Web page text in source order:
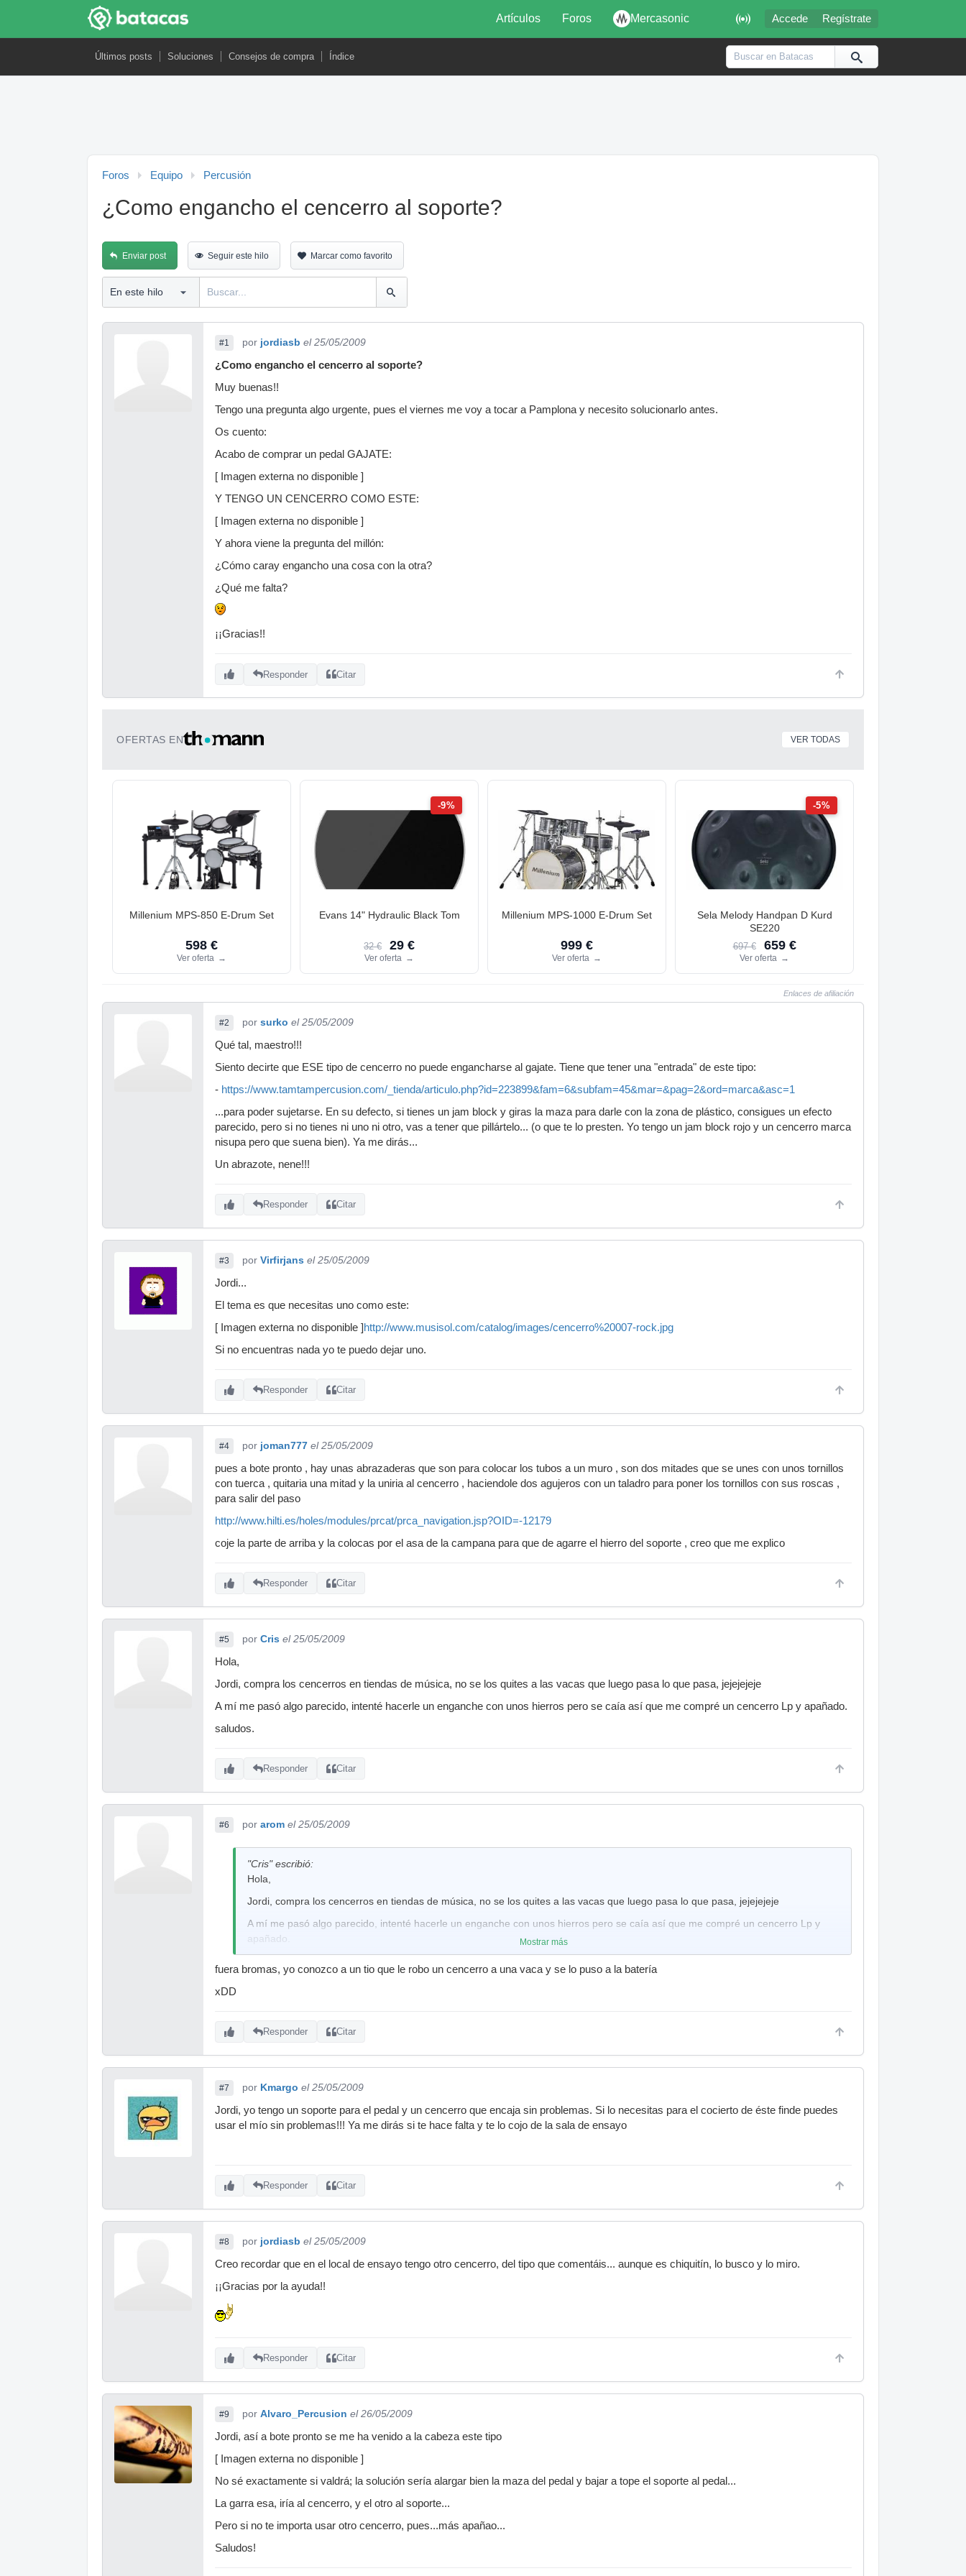
 Accede Regístrate
Artículos Foros Mercasonic
Últimos posts Soluciones Consejos de compra Índice
Foros Equipo Percusión
¿Como engancho el cencerro al soporte?
Enviar post Seguir este hilo Marcar como favorito
#1 por jordiasb el 25/05/2009
¿Como engancho el cencerro al soporte?
Muy buenas!!
Tengo una pregunta algo urgente, pues el viernes me voy a tocar a Pamplona y necesito solucionarlo antes.
Os cuento:
Acabo de comprar un pedal GAJATE:
[ Imagen externa no disponible ]
Y TENGO UN CENCERRO COMO ESTE:
[ Imagen externa no disponible ]
Y ahora viene la pregunta del millón:
¿Cómo caray engancho una cosa con la otra?
¿Qué me falta?
¡¡Gracias!!
Responder Citar
OFERTAS EN VER TODAS
Millenium MPS-850 E-Drum Set
598 €
Ver oferta →
-9%
Evans 14" Hydraulic Black Tom
32 € 29 €
Ver oferta →
Millenium MPS-1000 E-Drum Set
999 €
Ver oferta →
-5%
Sela Melody Handpan D Kurd
SE220
697 € 659 €
Ver oferta →
Enlaces de afiliación
#2 por surko el 25/05/2009
Qué tal, maestro!!!
Siento decirte que ESE tipo de cencerro no puede engancharse al gajate. Tiene que tener una "entrada" de este tipo:
- https://www.tamtampercusion.com/_tienda/articulo.php?id=223899&fam=6&subfam=45&mar=&pag=2&ord=marca&asc=1
...para poder sujetarse. En su defecto, si tienes un jam block y giras la maza para darle con la zona de plástico, consigues un efecto
parecido, pero si no tienes ni uno ni otro, vas a tener que pillártelo... (o que te lo presten. Yo tengo un jam block rojo y un cencerro marca
nisupa pero que suena bien). Ya me dirás...
Un abrazote, nene!!!
Responder Citar
#3 por Virfirjans el 25/05/2009
Jordi...
El tema es que necesitas uno como este:
[ Imagen externa no disponible ] http://www.musisol.com/catalog/images/cencerro%20007-rock.jpg
Si no encuentras nada yo te puedo dejar uno.
Responder Citar
#4 por joman777 el 25/05/2009
pues a bote pronto , hay unas abrazaderas que son para colocar los tubos a un muro , son dos mitades que se unes con unos tornillos
con tuerca , quitaria una mitad y la uniria al cencerro , haciendole dos agujeros con un taladro para poner los tornillos con sus roscas ,
para salir del paso
http://www.hilti.es/holes/modules/prcat/prca_navigation.jsp?OID=-12179
coje la parte de arriba y la colocas por el asa de la campana para que de agarre el hierro del soporte , creo que me explico
Responder Citar
#5 por Cris el 25/05/2009
Hola,
Jordi, compra los cencerros en tiendas de música, no se los quites a las vacas que luego pasa lo que pasa, jejejejeje
A mí me pasó algo parecido, intenté hacerle un enganche con unos hierros pero se caía así que me compré un cencerro Lp y apañado.
saludos.
Responder Citar
#6 por arom el 25/05/2009
"Cris" escribió:
Hola,
Jordi, compra los cencerros en tiendas de música, no se los quites a las vacas que luego pasa lo que pasa, jejejejeje
A mí me pasó algo parecido, intenté hacerle un enganche con unos hierros pero se caía así que me compré un cencerro Lp y
apañado.
Mostrar más
fuera bromas, yo conozco a un tio que le robo un cencerro a una vaca y se lo puso a la batería
xDD
Responder Citar
#7 por Kmargo el 25/05/2009
Jordi, yo tengo un soporte para el pedal y un cencerro que encaja sin problemas. Si lo necesitas para el cocierto de éste finde puedes
usar el mío sin problemas!!! Ya me dirás si te hace falta y te lo cojo de la sala de ensayo
Responder Citar
#8 por jordiasb el 25/05/2009
Creo recordar que en el local de ensayo tengo otro cencerro, del tipo que comentáis... aunque es chiquitín, lo busco y lo miro.
¡¡Gracias por la ayuda!!
Responder Citar
#9 por Alvaro_Percusion el 26/05/2009
Jordi, así a bote pronto se me ha venido a la cabeza este tipo
[ Imagen externa no disponible ]
No sé exactamente si valdrá; la solución sería alargar bien la maza del pedal y bajar a tope el soporte al pedal...
La garra esa, iría al cencerro, y el otro al soporte...
Pero si no te importa usar otro cencerro, pues...más apañao...
Saludos!